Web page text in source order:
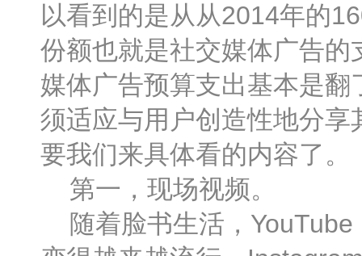
以看到的是从从2014年的
份额也就是社交媒体广告
媒体广告预算支出基本是
须适应与用户创造性地分
要我们来具体看的内容了。
第一，现场视频。
随着脸书生活，YouTube